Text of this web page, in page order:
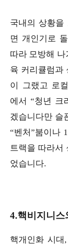
국내의 상황을
면 개인기로
따라 모방해
육 커리큘럼과
이 그랬고 로
에서 “청년 크
겠습니다만 슬
“벤처”붐이나
트랙을 따라서
었습니다.
4.핵비지니
핵개인화 시대